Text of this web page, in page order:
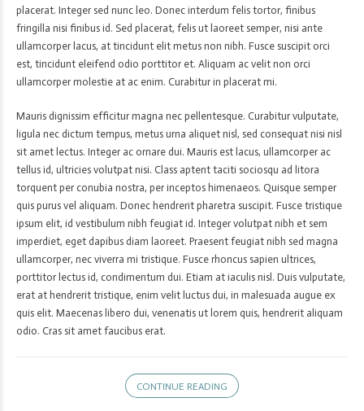
placerat. Integer sed nunc leo. Donec interdum felis tortor, finibus
fringilla nisi finibus id. Sed placerat, felis ut laoreet semper, nisi ante
ullamcorper lacus, at tincidunt elit metus non nibh. Fusce suscipit orci
est, tincidunt eleifend odio porttitor et. Aliquam ac velit non orci
ullamcorper molestie at ac enim. Curabitur in placerat mi.
Mauris dignissim efficitur magna nec pellentesque. Curabitur vulputate,
ligula nec dictum tempus, metus urna aliquet nisl, sed consequat nisi nisl
sit amet lectus. Integer ac ornare dui. Mauris est lacus, ullamcorper ac
tellus id, ultricies volutpat nisi. Class aptent taciti sociosqu ad litora
torquent per conubia nostra, per inceptos himenaeos. Quisque semper
quis purus vel aliquam. Donec hendrerit pharetra suscipit. Fusce tristique
ipsum elit, id vestibulum nibh feugiat id. Integer volutpat nibh et sem
imperdiet, eget dapibus diam laoreet. Praesent feugiat nibh sed magna
ullamcorper, nec viverra mi tristique. Fusce rhoncus sapien ultrices,
porttitor lectus id, condimentum dui. Etiam at iaculis nisl. Duis vulputate,
erat at hendrerit tristique, enim velit luctus dui, in malesuada augue ex
quis elit. Maecenas libero dui, venenatis ut lorem quis, hendrerit aliquam
odio. Cras sit amet faucibus erat.
CONTINUE READING